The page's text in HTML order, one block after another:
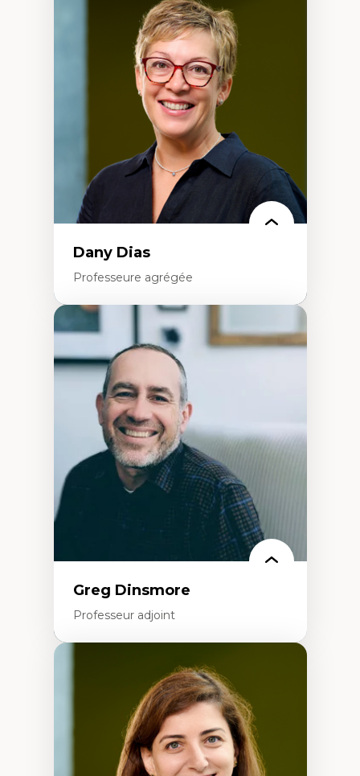
Démocratisation des nouvelles
technologies et biotechnologies
Données ouvertes
Bioart, programmation et électronique
Histoire sociale et culturelle des
technologies numériques
Résistances et droits numériques
Internet des objets
Problématiques relatives à l’intelligence
artificielle, l’apprentissage machine et les
hautes technologies
Féminismes et nouvelles technologies
Dany Dias
Professeure agrégée
Expertises
Pédagogies critiques et justice sociale
Éthique relationnelle et sollicitude en
éducation
Décolonisation et autochtonisation de la
formation à l’enseignement
Littératie et didactique du français
Éducation inclusive
Formation à l’enseignement en contexte
francophone minoritaire
Identité linguistique et culturelle
Recherche-action et approches
participatives
Leadership éducatif et pratiques réflexives
Éducation durable et bien-être en
Greg Dinsmore
Professeur adjoint
Fragmentation des auditoires médiatiques
Analyse multi-plateforme des auditoires
médiatiques
Analyse des comportements numériques à
travers les données massives et l’IA
Recherche quantitative et qualitative sur
les auditoires médiatiques